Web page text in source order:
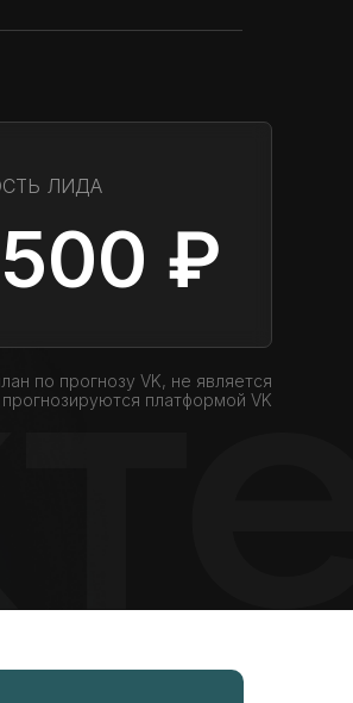
по прогнозу VK, не является
платформой VK
ЛИДА
₽